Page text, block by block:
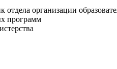
отдела организации
программ